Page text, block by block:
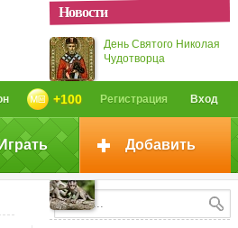
Вход
Регистрация
+100
Добавить
Новости
День Святого Николая
Чудотворца
Международный день
День обезьян